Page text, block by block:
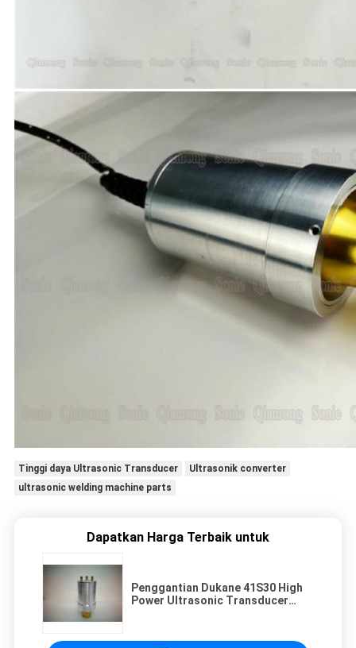
Tinggi daya Ultrasonic Transducer
Ultrasonik converter
ultrasonic welding machine parts
Dapatkan Harga Terbaik untuk
Penggantian Dukane 41S30 High
Power Ultrasonic Transducer